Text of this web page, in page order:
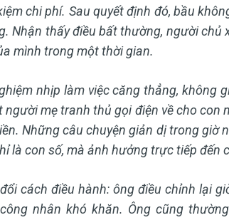
chi phí. Sau quyết định đó, bầu
Nhận thấy điều bất thường, người
mình trong một thời gian.
nhịp làm việc căng thẳng, không
người mẹ tranh thủ gọi điện về cho con
Những câu chuyện giản dị trong giờ
là con số, mà ảnh hưởng trực tiếp đến
cách điều hành: ông điều chỉnh lại
nhân khó khăn. Ông cũng